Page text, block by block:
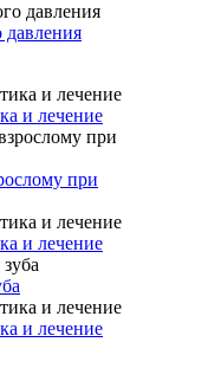
давления
и лечение
при
и лечение
и лечение